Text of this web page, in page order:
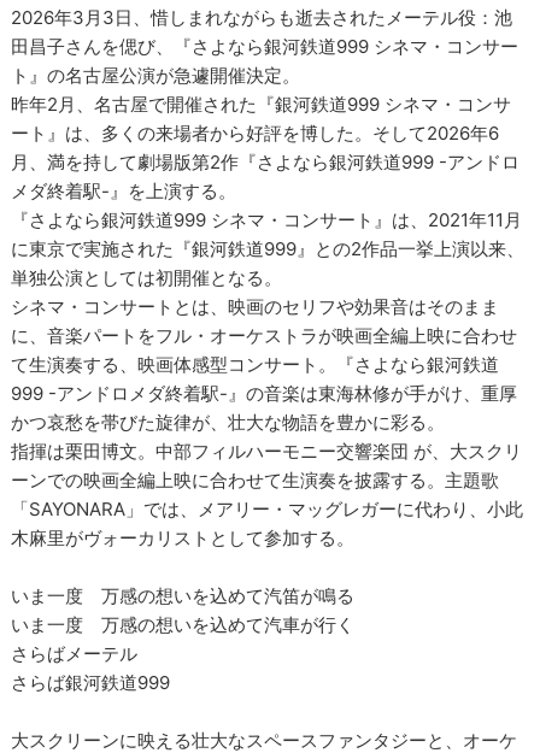
2026年3月3日、惜しまれながらも逝去されたメーテル役：池
田昌子さんを偲び、『さよなら銀河鉄道999 シネマ・コンサー
ト』の名古屋公演が急遽開催決定。
昨年2月、名古屋で開催された『銀河鉄道999 シネマ・コンサ
ート』は、多くの来場者から好評を博した。そして2026年6
月、満を持して劇場版第2作『さよなら銀河鉄道999 -アンドロ
メダ終着駅-』を上演する。
『さよなら銀河鉄道999 シネマ・コンサート』は、2021年11月
に東京で実施された『銀河鉄道999』との2作品一挙上演以来、
単独公演としては初開催となる。
シネマ・コンサートとは、映画のセリフや効果音はそのまま
に、音楽パートをフル・オーケストラが映画全編上映に合わせ
て生演奏する、映画体感型コンサート。『さよなら銀河鉄道
999 -アンドロメダ終着駅-』の音楽は東海林修が手がけ、重厚
かつ哀愁を帯びた旋律が、壮大な物語を豊かに彩る。
指揮は栗田博文。中部フィルハーモニー交響楽団 が、大スクリ
ーンでの映画全編上映に合わせて生演奏を披露する。主題歌
「SAYONARA」では、メアリー・マッグレガーに代わり、小此
木麻里がヴォーカリストとして参加する。
いま一度 万感の想いを込めて汽笛が鳴る
いま一度 万感の想いを込めて汽車が行く
さらばメーテル
さらば銀河鉄道999
大スクリーンに映える壮大なスペースファンタジーと、オーケ